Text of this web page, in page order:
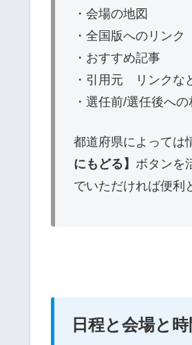
・会場の地図
・全国版へのリンク
・おすすめ記事
・引用元 リンクな
・選任前/選任後へ
都道府県によっては
にもどる】 ボタンを
でいただければ便利
日程と会場と時